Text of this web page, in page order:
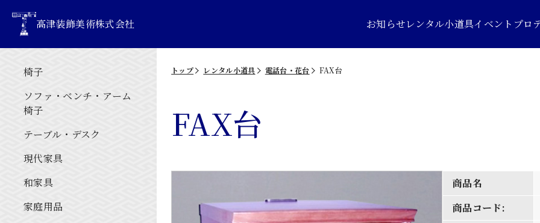
高津装飾美術株式会社 お知らせレンタル小道具イベントプロ
椅子
ソファ・ベンチ・アーム
椅子
テーブル・デスク
現代家具
和家具
家庭用品
トップ レンタル小道具 電話台・花台 FAX台
FAX台
商品名
商品コード: